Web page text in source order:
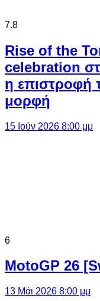
7.8
Rise of the
celebration
η επιστροφή
μορφή
15 Ιούν 2026 8:00 μμ
6
MotoGP 26
13 Μάι 2026 8:00 μμ